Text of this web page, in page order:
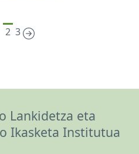
2 3
Lankidetza eta
Ikasketa Institutua